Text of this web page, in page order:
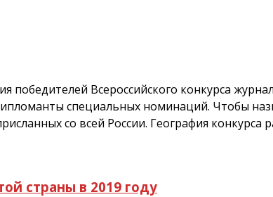
Всероссийского конкурса
специальных номинаций. Чтобы
со всей России. География конкурса
страны в 2019 году